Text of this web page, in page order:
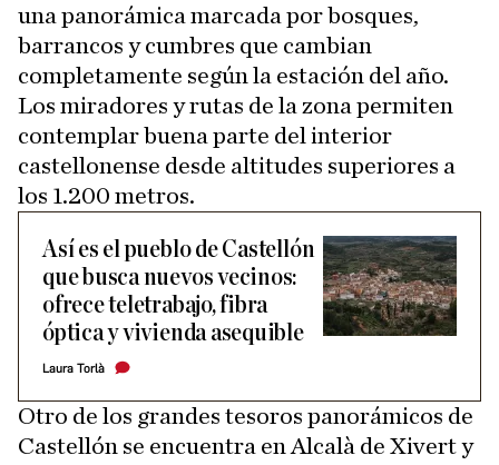
una panorámica marcada por bosques,
barrancos y cumbres que cambian
completamente según la estación del año.
Los miradores y rutas de la zona permiten
contemplar buena parte del interior
castellonense desde altitudes superiores a
los 1.200 metros.
Así es el pueblo de Castellón
que busca nuevos vecinos:
ofrece teletrabajo, fibra
óptica y vivienda asequible
Laura Torlà
Otro de los grandes tesoros panorámicos de
Castellón se encuentra en Alcalà de Xivert y